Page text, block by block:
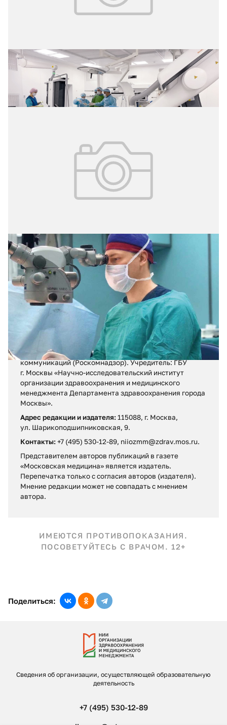
02.08.2026 № 29 (427)
Операция без разрезов
02.08.2026 № 29 (427)
Травма из-за кольца
Регистрационное свидетельство ПИ № ФС 77 – 71880
от 13 декабря 2017 г.
Выдано Федеральной службой по надзору в сфере
связи, информационных технологий и массовых
коммуникаций (Роскомнадзор). Учредитель: ГБУ
г. Москвы «Научно-исследовательский институт
организации здравоохранения и медицинского
менеджмента Департамента здравоохранения города
Москвы».
Адрес редакции и издателя: 115088, г. Москва,
ул. Шарикоподшипниковская, 9.
Контакты: +7 (495) 530-12-89, niiozmm@zdrav.mos.ru.
Представителем авторов публикаций в газете
«Московская медицина» является издатель.
Перепечатка только с согласия авторов (издателя).
Мнение редакции может не совпадать c мнением
автора.
ИМЕЮТСЯ ПРОТИВОПОКАЗАНИЯ.
ПОСОВЕТУЙТЕСЬ С ВРАЧОМ. 12+
Поделиться:
Сведения об организации, осуществляющей образовательную
деятельность
+7 (495) 530-12-89